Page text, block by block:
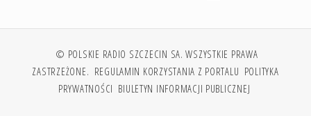
© POLSKIE RADIO SZCZECIN SA. WSZYSTKIE PRAWA
ZASTRZEŻONE. REGULAMIN KORZYSTANIA Z PORTALU POLITYKA
PRYWATNOŚCI BIULETYN INFORMACJI PUBLICZNEJ